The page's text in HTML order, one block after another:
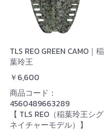
TLS REO GREEN CAMO｜稲
葉玲王
￥6,600
商品コード：
4560489663289
【 TLS REO（稲葉玲王シグ
ネイチャーモデル）】